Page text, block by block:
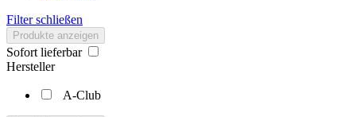
Filter schließen
Produkte anzeigen
Sofort lieferbar
Hersteller
A-Club